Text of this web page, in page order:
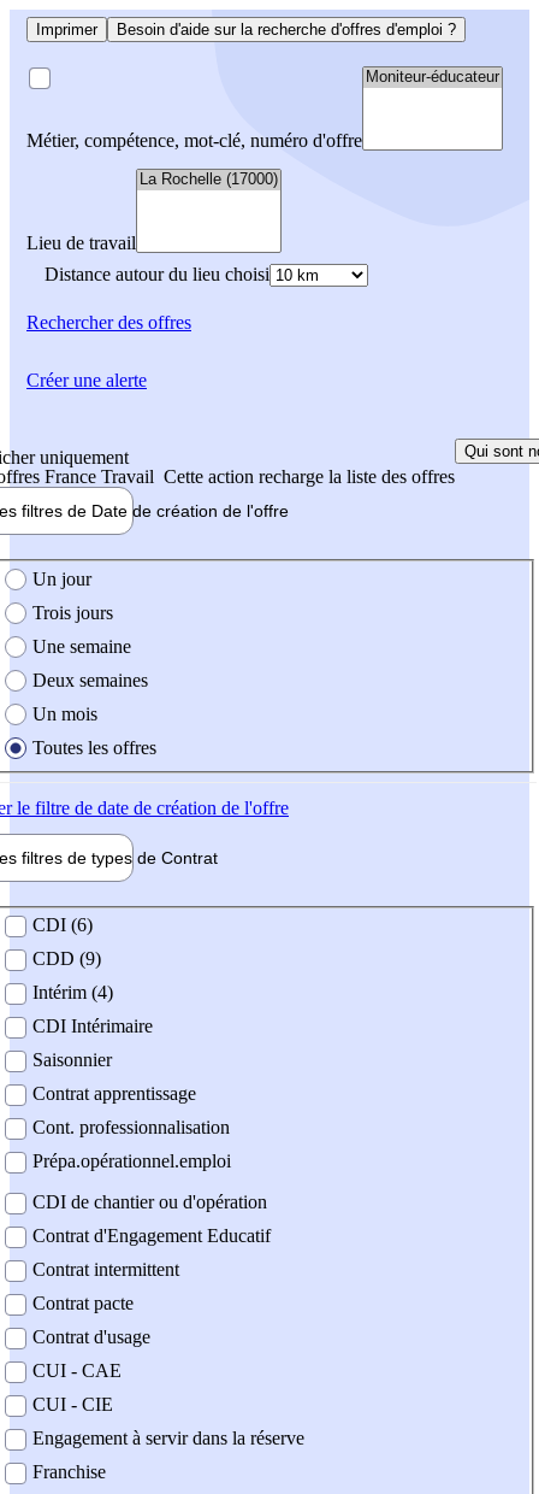
Imprimer Besoin d'aide sur la recherche d'offres d'emploi ?
Métier, compétence, mot-clé, numéro d'offre
Lieu de travail
Distance autour du lieu choisi
Rechercherdes offres
uniquement
France Travail Cette action recharge la liste des offres
Qui sont
filtres de Date de création de l'offre
création de l'offre
Un jour
Trois jours
Une semaine
Deux semaines
Un mois
Toutes les offres
le filtre de date de création de l'offre
filtres de types de Contrat
contrat
CDI (6)
CDD (9)
Intérim (4)
CDI Intérimaire
Saisonnier
Contrat apprentissage
Cont. professionnalisation
Prépa.opérationnel.emploi
CDI de chantier ou d'opération
Contrat d'Engagement Educatif
Contrat intermittent
Contrat pacte
Contrat d'usage
CUI - CAE
CUI - CIE
Engagement à servir dans la réserve
Franchise
Créer une alerte